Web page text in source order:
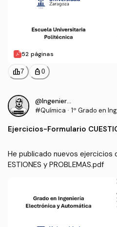
52 páginas
leaderboard7 personal_bag 0
@IngenieroProo
#Química · 1º Grado en
Ejercicios-Formulario
He publicado nuevos ejercicios
ESTIONES y PROBLEMAS.pdf